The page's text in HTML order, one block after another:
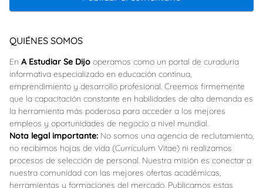
QUIÉNES SOMOS
En A Estudiar Se Dijo operamos como un portal de curaduría
informativa especializado en educación continua,
emprendimiento y desarrollo profesional. Creemos firmemente
que la capacitación constante en habilidades de alta demanda es
la herramienta más poderosa para acceder a los mejores
empleos y oportunidades de negocio a nivel mundial.
Nota legal importante: No somos una agencia de reclutamiento,
no recibimos hojas de vida (Curriculum Vitae) ni realizamos
procesos de selección de personal. Nuestra misión es conectar a
nuestra comunidad con las mejores ofertas académicas,
herramientas y formaciones del mercado. Publicamos estas